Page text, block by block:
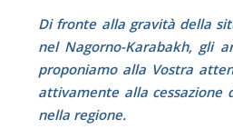
Di fronte alla gravità della
nel Nagorno-Karabakh, gli
proponiamo alla Vostra
attivamente alla
nella regione.